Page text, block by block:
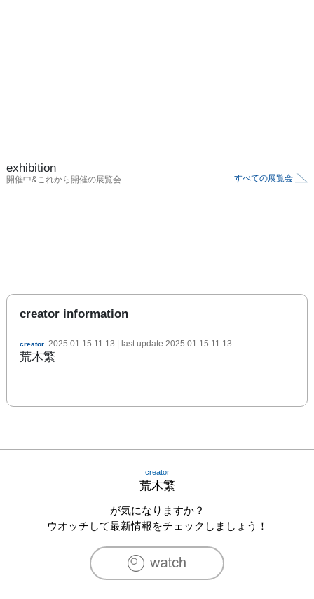
exhibition
開催中&これから開催の展覧会 すべての展覧会
creator information
creator 2025.01.15 11:13 | last update 2025.01.15 11:13
荒木繁
creator
荒木繁
が気になりますか？
ウオッチして最新情報をチェックしましょう！